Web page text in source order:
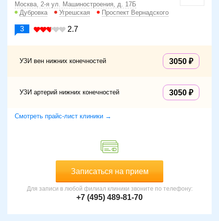
Москва, 2-я ул. Машиностроения, д. 17Б
Дубровка
Угрешская Проспект Вернадского
3 2.7
УЗИ вен нижних конечностей 3050
УЗИ артерий нижних конечностей 3050
Смотреть прайс-лист клиники →
Записаться на прием
Для записи в любой филиал клиники звоните по телефону:
+7 (495) 489-81-70